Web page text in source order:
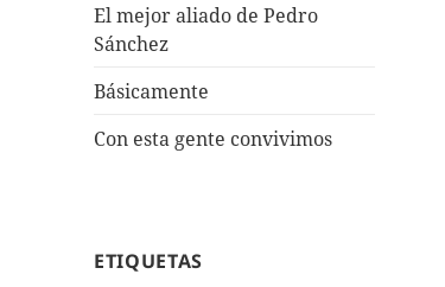
El mejor aliado de Pedro
Sánchez
Básicamente
Con esta gente convivimos
ETIQUETAS